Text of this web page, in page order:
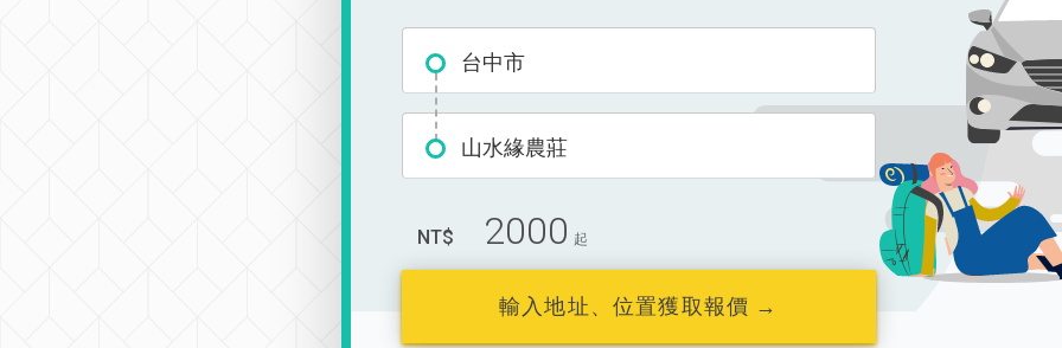
台中市
山水緣農莊
NT$ 2000 起
輸入地址、位置獲取報價 →